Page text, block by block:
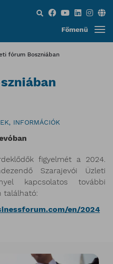
Keresés...
Főmenü
fórum Boszniában
INFORMÁCIÓK
figyelmét a 2024.
Szarajevói Üzleti
kapcsolatos további
található:
en/2024